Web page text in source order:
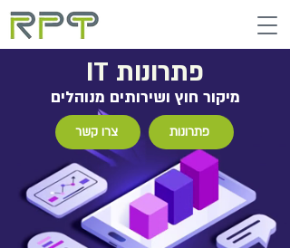
פתרונות IT
מיקור חוץ ושירותים מנוהלים
צרו קשר פתרונות